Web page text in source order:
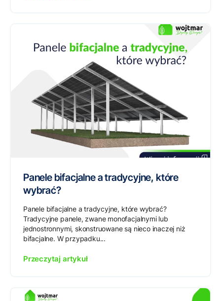
Panele bifacjalne a tradycyjne, które
wybrać?
Panele bifacjalne a tradycyjne, które wybrać?
Tradycyjne panele, zwane monofacjalnymi lub
jednostronnymi, skonstruowane są nieco inaczej niż
bifacjalne. W przypadku...
Przeczytaj artykuł